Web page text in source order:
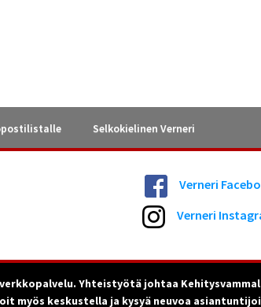
Selkokielinen Verneri
Verneri
Verneri
Yhteistyötä johtaa
myös keskustella ja kysyä neuvoa